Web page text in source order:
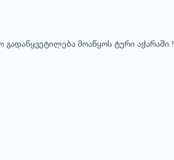
მოაწყოს ტური აჭარაში !